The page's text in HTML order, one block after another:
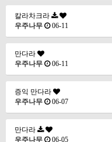
칼라차크라
우주나무
06-11
만다라
우주나무
06-11
증익 만다라
우주나무
06-07
만다라
우주나무
06-05